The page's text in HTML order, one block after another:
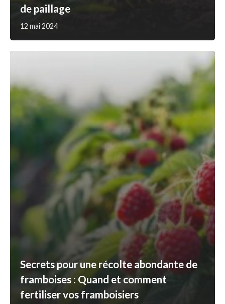
de paillage
12 mai 2024
Secrets pour une récolte abondante de
framboises : Quand et comment
fertiliser vos framboisiers